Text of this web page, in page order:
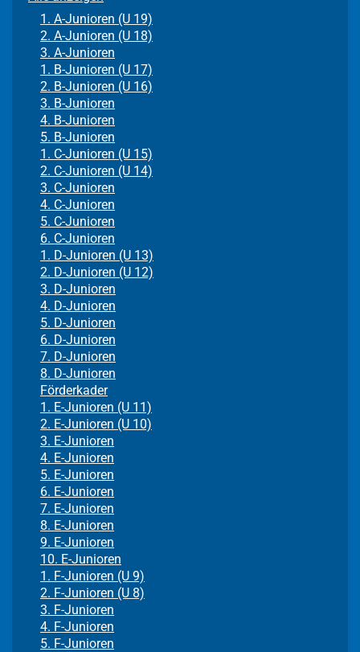
1. A-Junioren (U 19)
2. A-Junioren (U 18)
3. A-Junioren
1. B-Junioren (U 17)
2. B-Junioren (U 16)
3. B-Junioren
4. B-Junioren
5. B-Junioren
1. C-Junioren (U 15)
2. C-Junioren (U 14)
3. C-Junioren
4. C-Junioren
5. C-Junioren
6. C-Junioren
1. D-Junioren (U 13)
2. D-Junioren (U 12)
3. D-Junioren
4. D-Junioren
5. D-Junioren
6. D-Junioren
7. D-Junioren
8. D-Junioren
Förderkader
1. E-Junioren (U 11)
2. E-Junioren (U 10)
3. E-Junioren
4. E-Junioren
5. E-Junioren
6. E-Junioren
7. E-Junioren
8. E-Junioren
9. E-Junioren
10. E-Junioren
1. F-Junioren (U 9)
2. F-Junioren (U 8)
3. F-Junioren
4. F-Junioren
5. F-Junioren